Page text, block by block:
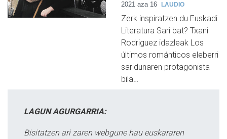
2021 aza 16
LAUDIO
Zerk inspiratzen du Euskadi
Literatura Sari bat? Txani
Rodriguez idazleak Los
últimos románticos eleberri
saridunaren protagonista
bila…
LAGUN AGURGARRIA:
Bisitatzen ari zaren webgune hau euskararen